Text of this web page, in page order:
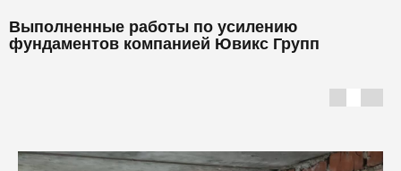
Выполненные работы по усилению
фундаментов компанией Ювикс Групп